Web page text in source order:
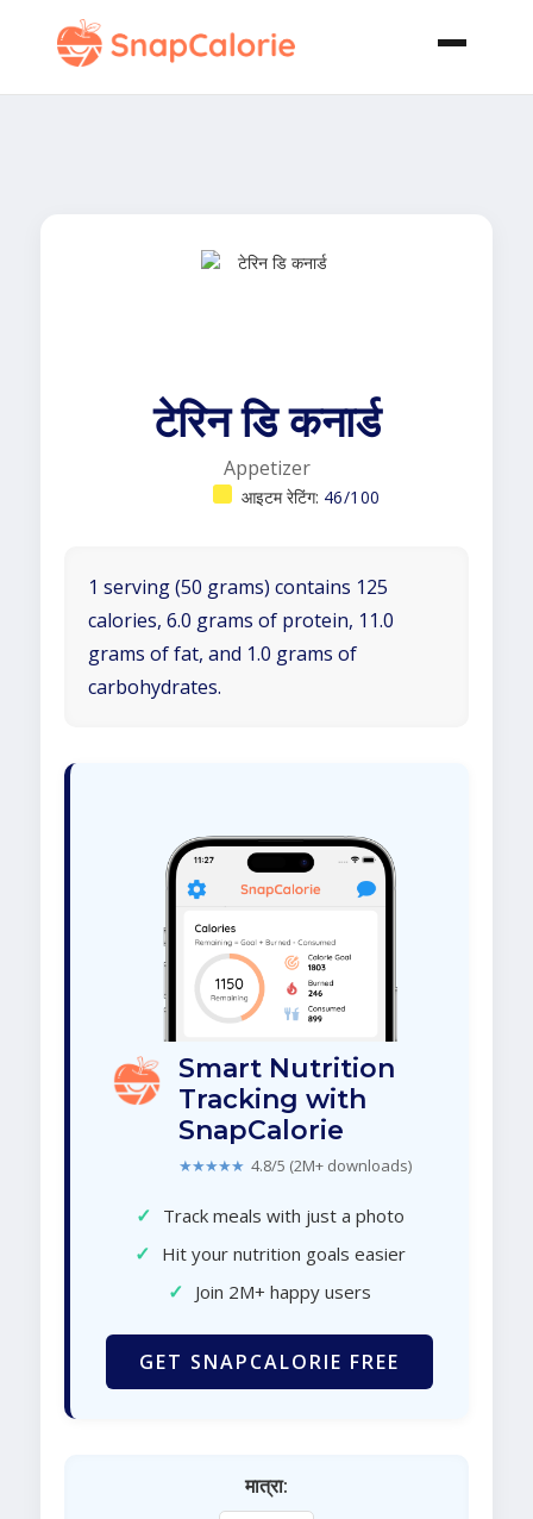
टेरिन डि कनार्ड
Appetizer
आइटम रेटिंग: 46/100
1 serving (50 grams) contains 125
calories, 6.0 grams of protein, 11.0
grams of fat, and 1.0 grams of
carbohydrates.
Smart Nutrition
Tracking with
SnapCalorie
★★★★★ 4.8/5 (2M+ downloads)
✓ Track meals with just a photo
✓ Hit your nutrition goals easier
✓ Join 2M+ happy users
GET SNAPCALORIE FREE
मात्रा: